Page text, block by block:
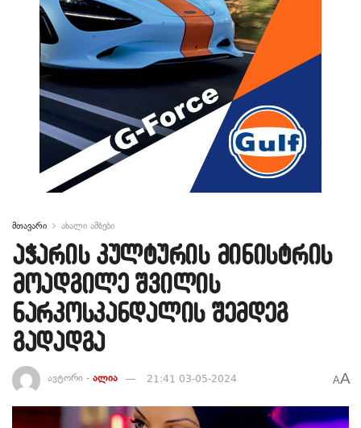
მთავარი ახალი ამბები
აჭარის კულტურის მინისტრის
მოადგილე შვილის
ნარკოსკანდალის შემდეგ
გადადგა
ავტორი - ალია 21:41 03-05-2024 AA